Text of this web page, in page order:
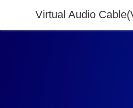
Virtual Audio